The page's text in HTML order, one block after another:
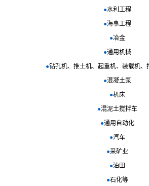
●水利工程
●海事工程
●冶金
●通用机械
●钻孔机、推土机、起重机、装载机、
●混凝土泵
●机床
●混泥土搅拌车
●通用自动化
●汽车
●采矿业
●油田
●石化等